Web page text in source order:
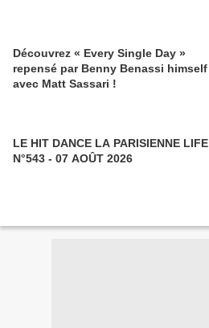
Découvrez « Every Single Day »
repensé par Benny Benassi himself
avec Matt Sassari !
LE HIT DANCE LA PARISIENNE LIFE
N°543 - 07 AOÛT 2026